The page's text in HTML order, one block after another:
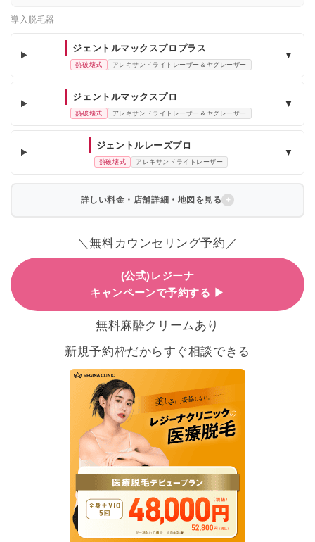
導入脱毛器
ジェントルマックスプロプラス
熱破壊式 アレキサンドライトレーザー＆ヤグレーザー
▼
ジェントルマックスプロ
熱破壊式 アレキサンドライトレーザー＆ヤグレーザー
▼
ジェントルレーズプロ
熱破壊式 アレキサンドライトレーザー
▼
詳しい料金・店舗詳細・地図を見る
＼無料カウンセリング予約／
(公式)レジーナ
キャンペーンで予約する ▶
無料麻酔クリームあり
新規予約枠だからすぐ相談できる